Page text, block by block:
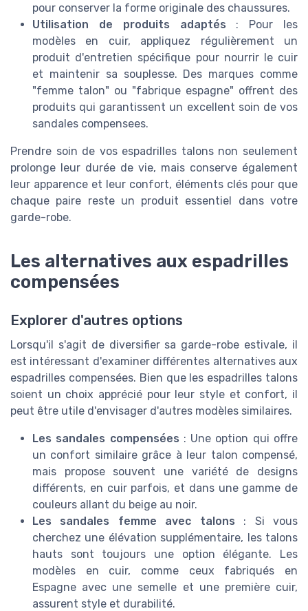
pour conserver la forme originale des chaussures.
Utilisation de produits adaptés : Pour les
modèles en cuir, appliquez régulièrement un
produit d'entretien spécifique pour nourrir le cuir
et maintenir sa souplesse. Des marques comme
"femme talon" ou "fabrique espagne" offrent des
produits qui garantissent un excellent soin de vos
sandales compensees.
Prendre soin de vos espadrilles talons non seulement
prolonge leur durée de vie, mais conserve également
leur apparence et leur confort, éléments clés pour que
chaque paire reste un produit essentiel dans votre
garde-robe.
Les alternatives aux espadrilles
compensées
Explorer d'autres options
Lorsqu'il s'agit de diversifier sa garde-robe estivale, il
est intéressant d'examiner différentes alternatives aux
espadrilles compensées. Bien que les espadrilles talons
soient un choix apprécié pour leur style et confort, il
peut être utile d'envisager d'autres modèles similaires.
Les sandales compensées : Une option qui offre
un confort similaire grâce à leur talon compensé,
mais propose souvent une variété de designs
différents, en cuir parfois, et dans une gamme de
couleurs allant du beige au noir.
Les sandales femme avec talons : Si vous
cherchez une élévation supplémentaire, les talons
hauts sont toujours une option élégante. Les
modèles en cuir, comme ceux fabriqués en
Espagne avec une semelle et une première cuir,
assurent style et durabilité.